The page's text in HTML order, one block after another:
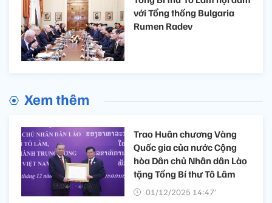
với Tổng thống Bulgaria
Rumen Radev
Xem thêm
Trao Huân chương Vàng
Quốc gia của nước Cộng
hòa Dân chủ Nhân dân Lào
tặng Tổng Bí thư Tô Lâm
01/12/2025 14:47’